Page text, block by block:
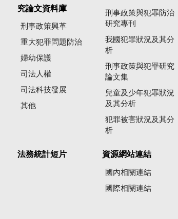
究論文資料庫
刑事政策興革
重大犯罪問題防治
婦幼保護
司法人權
司法科技發展
其他
刑事政策與犯罪防治
研究專刊
我國犯罪狀況及其分
析
刑事政策與犯罪研究
論文集
兒童及少年犯罪狀況
及其分析
犯罪被害狀況及其分
析
法務統計短片 資源網站連結
國內相關連結
國際相關連結